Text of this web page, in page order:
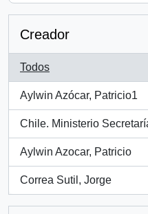
Creador
Todos
Aylwin Azócar, Patricio1
, 15 resultados
Chile. Ministerio
, 5 resultados
Aylwin Azocar, Patricio
, 2 resultados
Correa Sutil, Jorge
, 1 resultados